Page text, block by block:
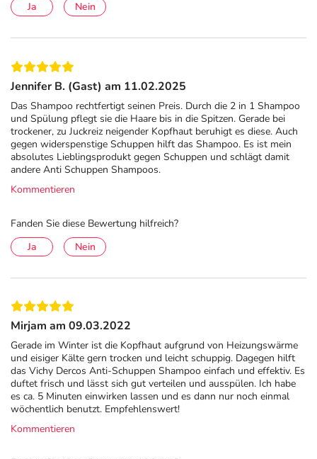
ACID • MENTHOL • 2-OLEAMIDO-1,3-
SODIUM HYDROXIDE • TOCOPHERYL ACETATE •
PARFUM/ FRAGRANCE. Code F.I.L. : C234826/1
Adresse des Anbieters/Herstellers
L'Oreal Deutschland GmbH Geschäftsbereich VICHY
Johannstraße 1
40476 Düsseldorf
elektronische Adresse: https://www.vichy.de/
Angaben gem. EU-Produktsicherheitsverordnung (GPSR)
anzeigen
Ja
Nein
Jennifer B. (Gast) am 11.02.2025
Das Shampoo rechtfertigt seinen Preis. Durch die 2 in 1 Shampoo
und Spülung pflegt sie die Haare bis in die Spitzen. Gerade bei
trockener, zu Juckreiz neigender Kopfhaut beruhigt es diese. Auch
gegen widerspenstige Schuppen hilft das Shampoo. Es ist mein
absolutes Lieblingsprodukt gegen Schuppen und schlägt damit
andere Anti Schuppen Shampoos.
Kommentieren
Fanden Sie diese Bewertung hilfreich?
Ja
Nein
Mirjam am 09.03.2022
Gerade im Winter ist die Kopfhaut aufgrund von Heizungswärme
und eisiger Kälte gern trocken und leicht schuppig. Dagegen hilft
das Vichy Dercos Anti-Schuppen Shampoo einfach und effektiv. Es
duftet frisch und lässt sich gut verteilen und ausspülen. Ich habe
es ca. 5 Minuten einwirken lassen und es dann nur noch einmal
wöchentlich benutzt. Empfehlenswert!
Kommentieren